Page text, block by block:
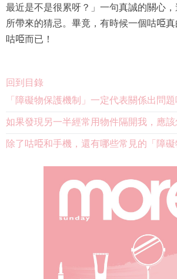
最近是不是很累呀？」一句真誠的關心
所帶來的猜忌。畢竟，有時候一個咕𠱸
咕𠱸而已！
回到目錄
「障礙物保護機制」一定代表關係出問題
如果發現另一半經常用物件隔開我，應該
除了咕𠱸和手機，還有哪些常見的「障礙